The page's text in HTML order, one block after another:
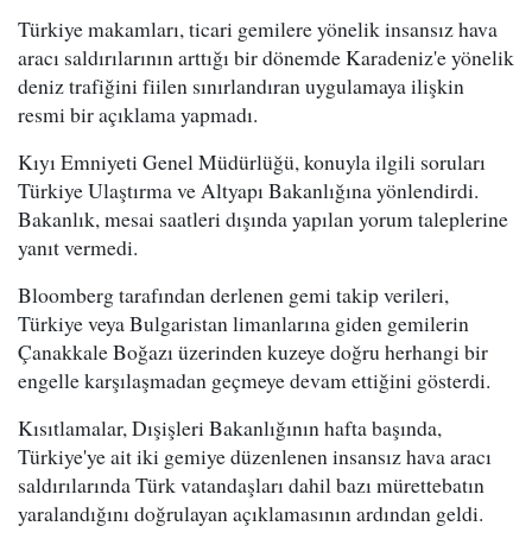
Türkiye makamları, ticari gemilere yönelik insansız hava
aracı saldırılarının arttığı bir dönemde Karadeniz'e yönelik
deniz trafiğini fiilen sınırlandıran uygulamaya ilişkin
resmi bir açıklama yapmadı.
Kıyı Emniyeti Genel Müdürlüğü, konuyla ilgili soruları
Türkiye Ulaştırma ve Altyapı Bakanlığına yönlendirdi.
Bakanlık, mesai saatleri dışında yapılan yorum taleplerine
yanıt vermedi.
Bloomberg tarafından derlenen gemi takip verileri,
Türkiye veya Bulgaristan limanlarına giden gemilerin
Çanakkale Boğazı üzerinden kuzeye doğru herhangi bir
engelle karşılaşmadan geçmeye devam ettiğini gösterdi.
Kısıtlamalar, Dışişleri Bakanlığının hafta başında,
Türkiye'ye ait iki gemiye düzenlenen insansız hava aracı
saldırılarında Türk vatandaşları dahil bazı mürettebatın
yaralandığını doğrulayan açıklamasının ardından geldi.